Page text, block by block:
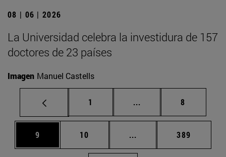
08 | 06 | 2026
La Universidad celebra la investidura de 157
doctores de 23 países
Imagen Manuel Castells
Página
1 ... Páginas intermedias
Página
8
Página
9 Página
10 ... Páginas intermedias
Página
389